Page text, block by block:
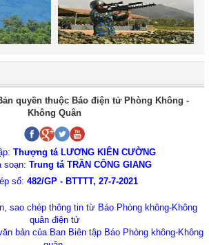
quyền thuộc Báo điện tử Phòng Không -
Không Quân
Thượng tá LƯƠNG KIÊN CƯỜNG
soạn: Trung tá TRẦN CÔNG GIANG
số: 482/GP - BTTTT, 27-7-2021
sao chép thông tin từ Báo Phòng không-Không
quân điện tử
bản của Ban Biên tập Báo Phòng không-Không